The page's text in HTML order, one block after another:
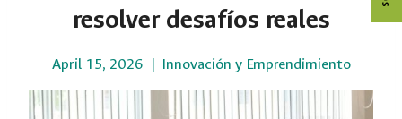
resolver desafíos reales
April 15, 2026 Innovación y Emprendimiento